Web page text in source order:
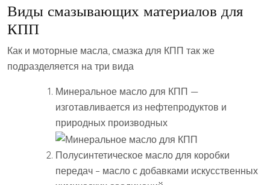
Виды смазывающих материалов для
КПП
Как и моторные масла, смазка для КПП так же
подразделяется на три вида
Минеральное масло для КПП —
изготавливается из нефтепродуктов и
природных производных
Полусинтетическое масло для коробки
передач – масло с добавками искусственных